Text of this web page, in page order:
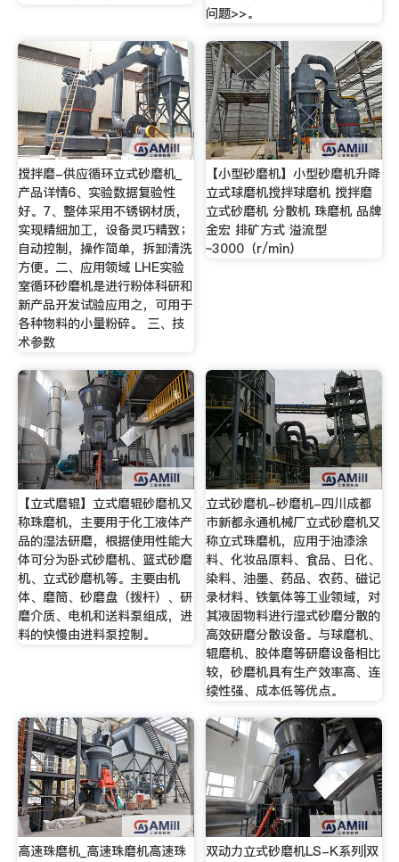
问题>>。
搅拌磨-供应循环立式砂磨机_
产品详情6、实验数据复验性
好。7、整体采用不锈钢材质，
实现精细加工，设备灵巧精致；
自动控制，操作简单，拆卸清洗
方便。二、应用领域 LHE实验
室循环砂磨机是进行粉体科研和
新产品开发试验应用之，可用于
各种物料的小量粉碎。 三、技
术参数
【小型砂磨机】小型砂磨机升降
立式球磨机搅拌球磨机 搅拌磨
立式砂磨机 分散机 珠磨机 品牌
金宏 排矿方式 溢流型
~3000（r/min）
【立式磨辊】立式磨辊砂磨机又
称珠磨机，主要用于化工液体产
品的湿法研磨，根据使用性能大
体可分为卧式砂磨机、篮式砂磨
机、立式砂磨机等。主要由机
体、磨筒、砂磨盘（拨杆）、研
磨介质、电机和送料泵组成，进
料的快慢由进料泵控制。
立式砂磨机-砂磨机-四川成都
市新都永通机械厂立式砂磨机又
称立式珠磨机，应用于油漆涂
料、化妆品原料、食品、日化、
染料、油墨、药品、农药、磁记
录材料、铁氧体等工业领域，对
其液固物料进行湿式砂磨分散的
高效研磨分散设备。与球磨机、
辊磨机、胶体磨等研磨设备相比
较，砂磨机具有生产效率高、连
续性强、成本低等优点。
高速珠磨机_高速珠磨机高速珠
双动力立式砂磨机LS-K系列|双